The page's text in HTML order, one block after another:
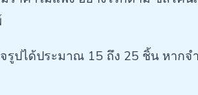
ได้ประมาณ 15 ถึง 25 ชิ้น หากจ